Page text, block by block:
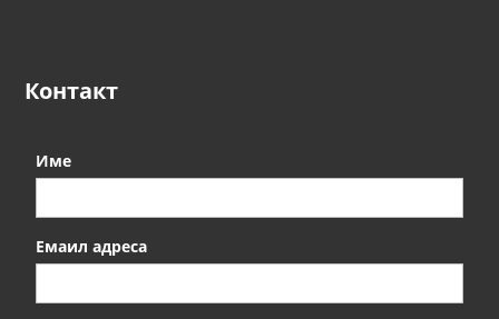
и
Контакт
Име
Емаил адреса